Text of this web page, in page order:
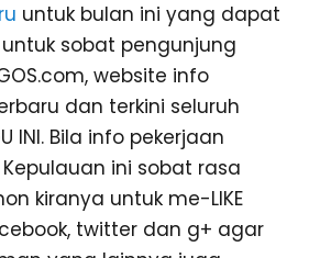
untuk bulan ini yang dapat
sobat pengunjung
website info
dan terkini seluruh
INI. Bila info pekerjaan
ini sobat rasa
kiranya untuk me-LIKE
twitter dan g+ agar